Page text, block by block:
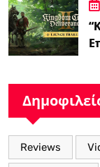
Reviews